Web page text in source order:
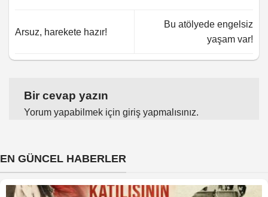
Arsuz, harekete hazır!
Bu atölyede engelsiz
yaşam var!
Bir cevap yazın
Yorum yapabilmek için giriş yapmalısınız.
EN GÜNCEL HABERLER